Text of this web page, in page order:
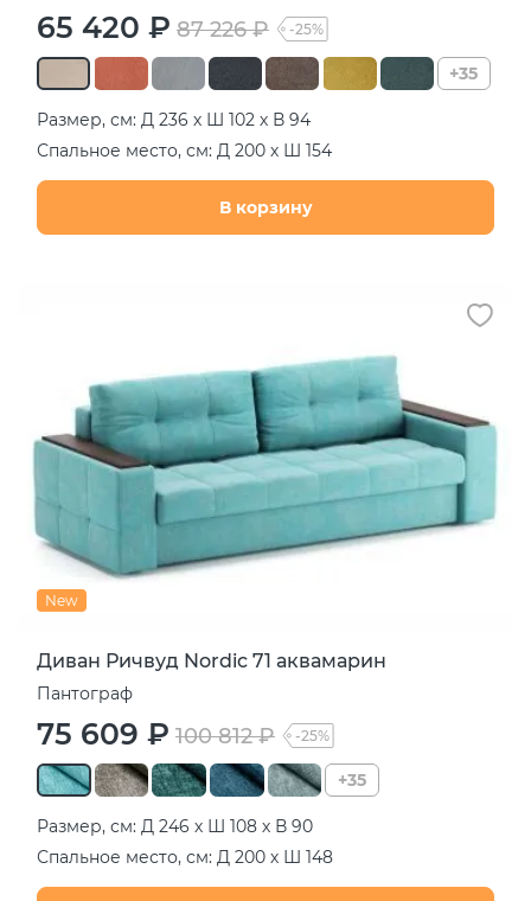
65 420 ₽ 87 226 ₽ -25%
+35
Размер, см: Д 236 х Ш 102 х В 94
Спальное место, см: Д 200 х Ш 154
В корзину
New
Диван Ричвуд Nordic 71 аквамарин
Пантограф
75 609 ₽ 100 812 ₽ -25%
+35
Размер, см: Д 246 х Ш 108 х В 90
Спальное место, см: Д 200 х Ш 148